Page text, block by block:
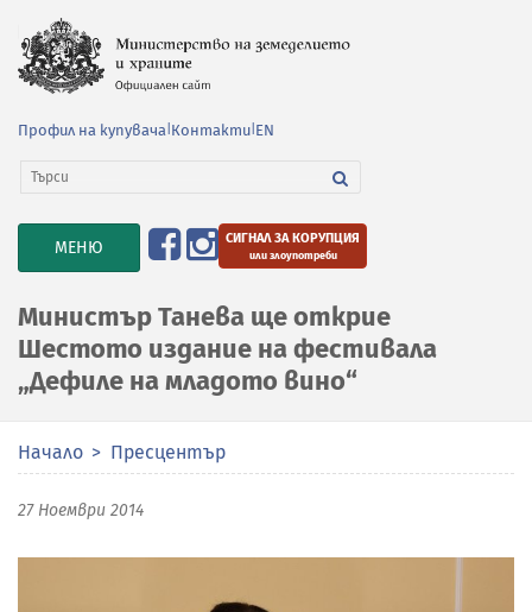
Профил на купувача Контакти EN
TOGGLE
NAVIGATION
МЕНЮ СИГНАЛ ЗА КОРУПЦИЯ
или злоупотреби
Министър Танева ще открие
Шестото издание на фестивала
„Дефиле на младото вино“
Начало Пресцентър
27 Ноември 2014